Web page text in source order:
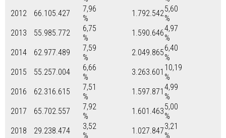
2012
66.105.427
7,96
%
1.792.5425,60
%
2013
55.985.772
6,75
%
1.590.6464,97
%
2014
62.977.489
7,59
%
2.049.8656,40
%
2015
55.257.004
6,66
%
3.263.601 10,19
%
2016
62.316.615
7,51
%
1.597.871 4,99
%
2017
65.702.557
7,92
%
1.601.4635,00
%
2018
29.238.474
3,52
%
1.027.8473,21
%